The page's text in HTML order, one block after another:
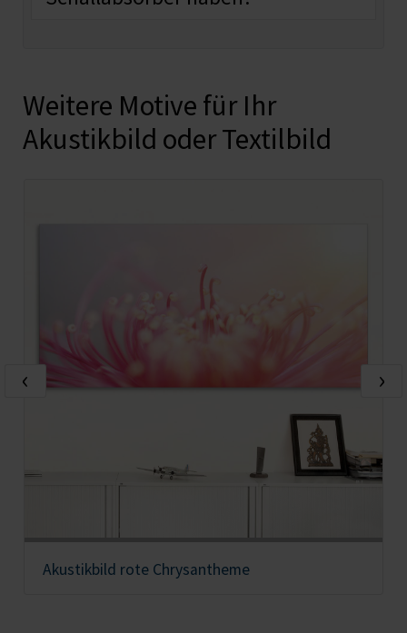
Weitere Motive für Ihr
Akustikbild oder Textilbild
Akustikbild rote Chrysantheme
‹ ›